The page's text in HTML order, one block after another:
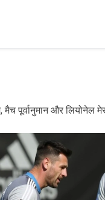
मैच पूर्वानुमान और लियोनेल